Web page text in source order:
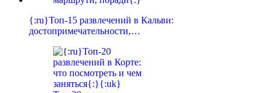
{:ru}Топ-15 развлечений в Кальви:
достопримечательности,…